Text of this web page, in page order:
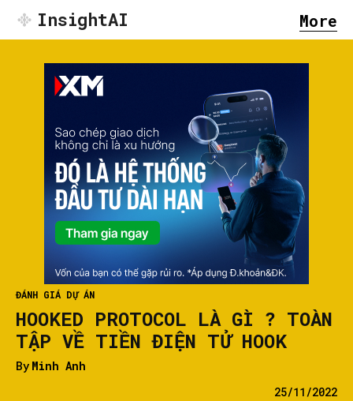
InsightAI More
ĐÁNH GIÁ DỰ ÁN
HOOKED PROTOCOL LÀ GÌ ? TOÀN
TẬP VỀ TIỀN ĐIỆN TỬ HOOK
By Minh Anh
25/11/2022